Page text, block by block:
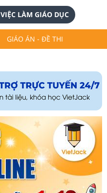
VIỆC LÀM GIÁO DỤC
GIÁO ÁN - ĐỀ THI